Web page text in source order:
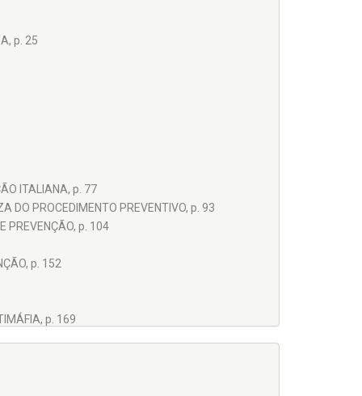
p. 25
ITALIANA, p. 77
DO PROCEDIMENTO PREVENTIVO, p. 93
PREVENÇÃO, p. 104
p. 152
p. 169